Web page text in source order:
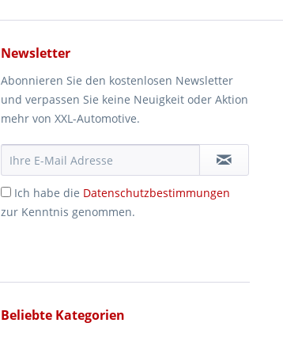
Newsletter
Abonnieren Sie den kostenlosen Newsletter
und verpassen Sie keine Neuigkeit oder Aktion
mehr von XXL-Automotive.
Ich habe die Datenschutzbestimmungen
zur Kenntnis genommen.
Beliebte Kategorien